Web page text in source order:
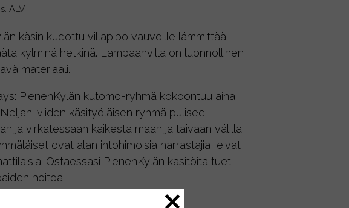
ALV
käsin kudottu villapipo vauvoille lämmittää
kylminä hetkinä. Lampaanvilla on luonnollinen
materiaali.
PienenKylän kutomo-ryhmä kokoontuu aina
viiden käsityöläisen ryhmä pulisee
ja virkatessaan kaikesta maan ja taivaan välillä.
ovat alan intohimoisia harrastajia, eivät
Ostaessasi PienenKylän käsitöitä tuet
hoitoa.